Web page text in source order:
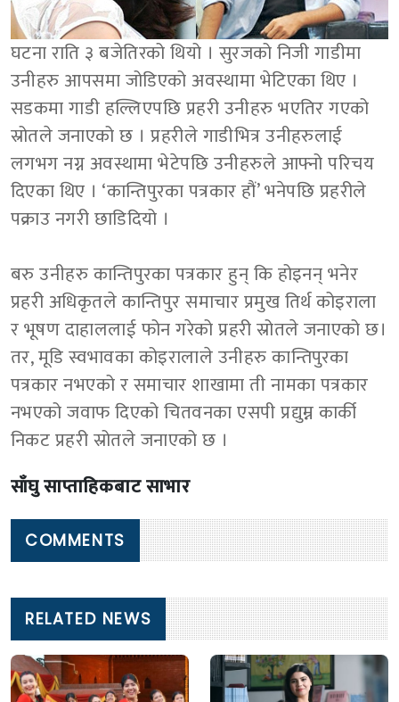
घटना राति ३ बजेतिरको थियो । सुरजको निजी गाडीमा
उनीहरु आपसमा जोडिएको अवस्थामा भेटिएका थिए ।
सडकमा गाडी हल्लिएपछि प्रहरी उनीहरु भएतिर गएको
स्रोतले जनाएको छ । प्रहरीले गाडीभित्र उनीहरुलाई
लगभग नग्न अवस्थामा भेटेपछि उनीहरुले आफ्नो परिचय
दिएका थिए । ‘कान्तिपुरका पत्रकार हौं’ भनेपछि प्रहरीले
पक्राउ नगरी छाडिदियो ।
बरु उनीहरु कान्तिपुरका पत्रकार हुन् कि होइनन् भनेर
प्रहरी अधिकृतले कान्तिपुर समाचार प्रमुख तिर्थ कोइराला
र भूषण दाहाललाई फोन गरेको प्रहरी स्रोतले जनाएको छ।
तर, मूडि स्वभावका कोइरालाले उनीहरु कान्तिपुरका
पत्रकार नभएको र समाचार शाखामा ती नामका पत्रकार
नभएको जवाफ दिएको चितवनका एसपी प्रद्युम्न कार्की
निकट प्रहरी स्रोतले जनाएको छ ।
साँघु साप्ताहिकबाट साभार
COMMENTS
RELATED NEWS